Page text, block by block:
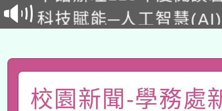
暨閱讀推動專業研習
科技賦能─人工智慧
「數位內容與教學軟體
pilot」
有關大陸委員會函釋公
校園新聞-學務處